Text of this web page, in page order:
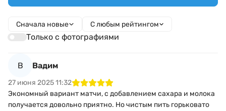
Сначала новые С любым рейтингом
Только с фотографиями
В Вадим
27 июня 2025 11:32
Экономный вариант матчи, с добавлением сахара и молока
получается довольно приятно. Но чистым пить горьковато